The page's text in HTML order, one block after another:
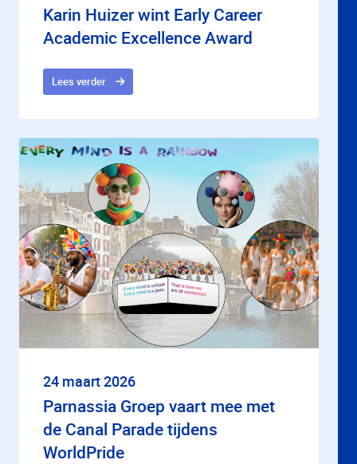
Karin Huizer wint Early Career
Academic Excellence Award
Lees verder
24 maart 2026
Parnassia Groep vaart mee met
de Canal Parade tijdens
WorldPride